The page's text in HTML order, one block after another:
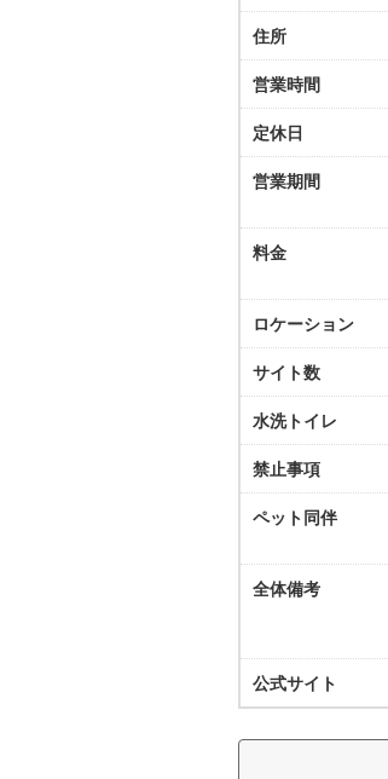
住所
営業時間
定休日
営業期間
料金
ロケーション
サイト数
水洗トイレ
禁止事項
ペット同伴
全体備考
公式サイト